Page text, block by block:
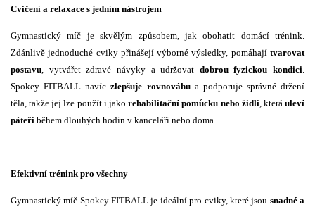
Cvičení a relaxace s jedním nástrojem
Gymnastický míč je skvělým způsobem, jak obohatit domácí trénink.
Zdánlivě jednoduché cviky přinášejí výborné výsledky, pomáhají tvarovat
postavu , vytvářet zdravé návyky a udržovat dobrou fyzickou kondici
Spokey FITBALL navíczlepšuje rovnováhua podporuje správné držení
těla, takže jej lze použít i jakorehabilitační pomůcku nebo židli , kteráuleví
páteři během dlouhých hodin v kanceláři nebo doma.
Efektivní trénink pro všechny
Gymnastický míč Spokey FITBALL je ideální pro cviky, které jsou snadné a